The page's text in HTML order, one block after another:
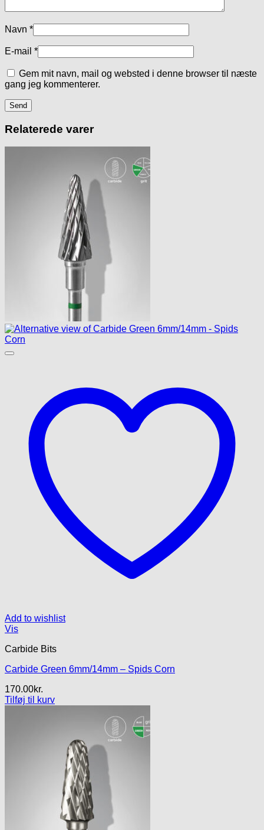
Navn *
E-mail *
Gem mit navn, mail og websted i denne browser til næste
gang jeg kommenterer.
Relaterede varer
Add to wishlist
Vis
Carbide Bits
Carbide Green 6mm/14mm – Spids Corn
170.00kr.
Tilføj til kurv